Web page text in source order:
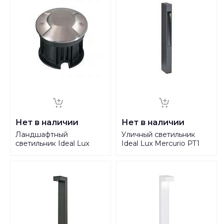
Нет в наличии
Ландшафтный
светильник Ideal Lux
Нет в наличии
Уличный светильник
Ideal Lux Mercurio PT1